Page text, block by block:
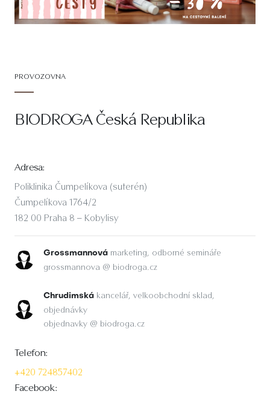
PROVOZOVNA
BIODROGA Česká Republika
Adresa:
Poliklinika Čumpelíkova (suterén)
Čumpelíkova 1764/2
182 00 Praha 8 – Kobylisy
Grossmannová marketing, odborné semináře
grossmannova @ biodroga.cz
Chrudimská kancelář, velkoobchodní sklad,
objednávky
objednavky @ biodroga.cz
Telefon:
+420 724857402
Facebook: